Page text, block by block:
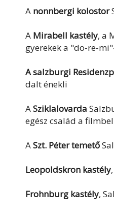
A nonnbergi kolostor
A Mirabell kastély, a
gyerekek a "do-re-
A salzburgi
dalt énekli
ASziklalovarda
egész család a
ASzt. Péter temető
Leopoldskron kastély
Frohnburg kastély,